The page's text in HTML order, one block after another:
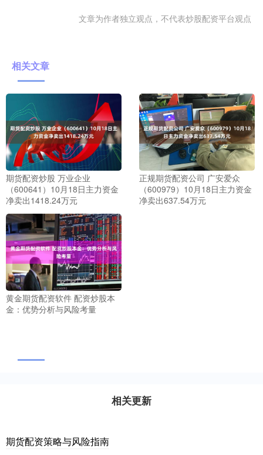
文章为作者独立观点，不代表炒股配资平台观点
相关文章
期货配资炒股 万业企业
（600641）10月18日主力资金
净卖出1418.24万元
正规期货配资公司 广安爱众
（600979）10月18日主力资金
净卖出637.54万元
黄金期货配资软件 配资炒股本
金：优势分析与风险考量
相关更新
期货配资策略与风险指南